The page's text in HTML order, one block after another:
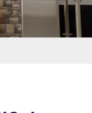
CONTACTO